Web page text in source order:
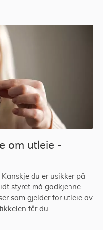
om utleie -
du er usikker på
styret må godkjenne
som gjelder for utleie av
får du